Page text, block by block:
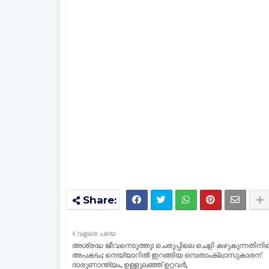
വളരെ പഴയ
അശ്രദ്ധ ജീവനെടുത്തു: ചെരുപ്പിലെ ചെളി
അപകടം; നെയ്യാറില്‍ ഇറങ്ങിയ ഒമ്പതാംക്ലാസുകാരന്
ദാരുണാന്ത്യം, ഉള്ളുലഞ്ഞ് ഉറ്റവര്‍,